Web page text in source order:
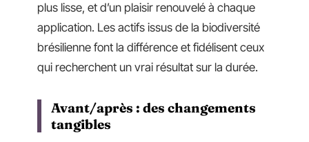
plus lisse, et d’un plaisir renouvelé à chaque
application. Les actifs issus de la biodiversité
brésilienne font la différence et fidélisent ceux
qui recherchent un vrai résultat sur la durée.
Avant/après : des changements
tangibles